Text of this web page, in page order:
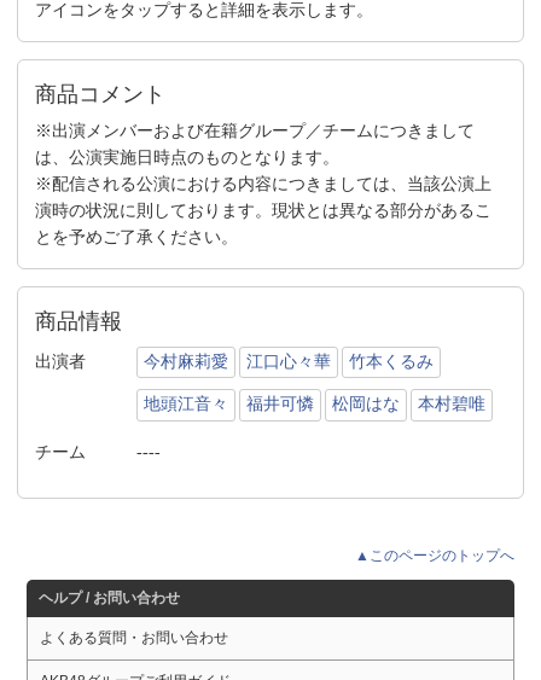
アイコンをタップすると詳細を表示します。
商品コメント
※出演メンバーおよび在籍グループ／チームにつきまして
は、公演実施日時点のものとなります。
※配信される公演における内容につきましては、当該公演上
演時の状況に則しております。現状とは異なる部分があるこ
とを予めご了承ください。
商品情報
出演者 今村麻莉愛 江口心々華 竹本くるみ
地頭江音々 福井可憐 松岡はな 本村碧唯
チーム ----
▲このページのトップへ
ヘルプ / お問い合わせ
よくある質問・お問い合わせ